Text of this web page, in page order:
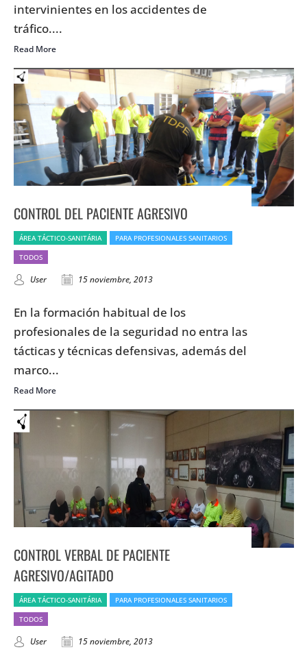
intervinientes en los accidentes de
tráfico....
Read More
CONTROL DEL PACIENTE AGRESIVO
ÁREA TÁCTICO-SANITÁRIA
PARA PROFESIONALES SANITARIOS
TODOS
User 15 noviembre, 2013
En la formación habitual de los
profesionales de la seguridad no entra las
tácticas y técnicas defensivas, además del
marco...
Read More
CONTROL VERBAL DE PACIENTE
AGRESIVO/AGITADO
ÁREA TÁCTICO-SANITÁRIA
PARA PROFESIONALES SANITARIOS
TODOS
User 15 noviembre, 2013